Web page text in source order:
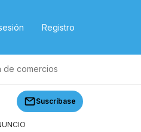
Registro
de comercios
Suscríbase